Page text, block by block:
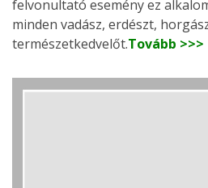
felvonultató esemény ez
minden vadász, erdészt,
természetkedvelőt.Tovább >>>